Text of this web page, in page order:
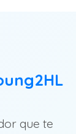
que te